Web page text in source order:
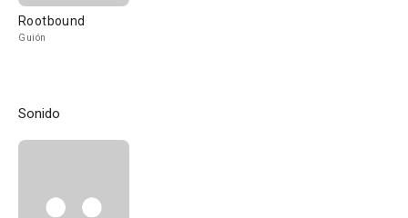
Rootbound
Guión
Sonido